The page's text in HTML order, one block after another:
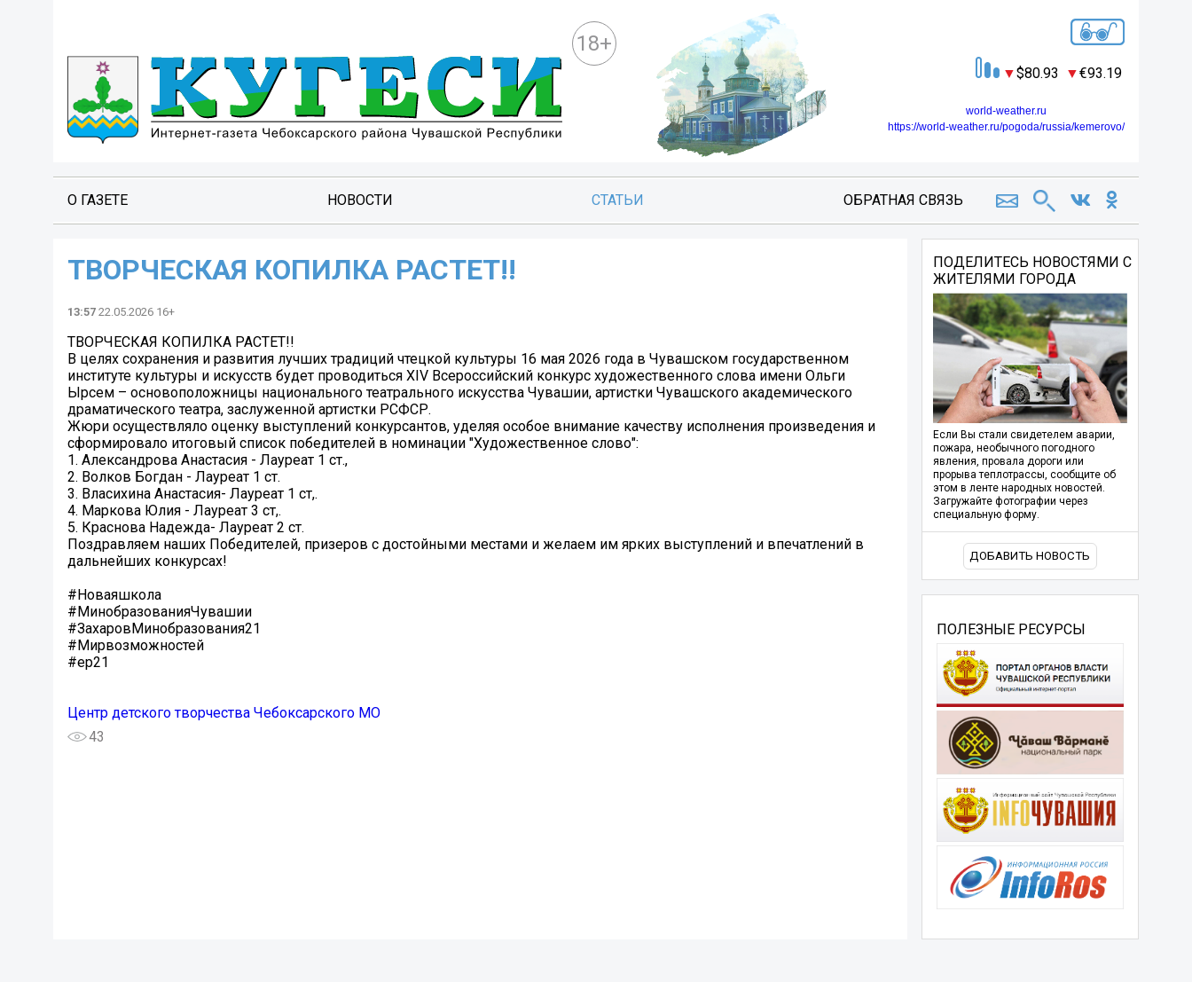
18+
80.93 93.19
world-weather.ru
https://world-weather.ru/pogoda/russia/kemerovo/
О ГАЗЕТЕ НОВОСТИ СТАТЬИ ОБРАТНАЯ СВЯЗЬ
ТВОРЧЕСКАЯ КОПИЛКА РАСТЕТ!!
13:57 22.05.2026 16+
ТВОРЧЕСКАЯ КОПИЛКА РАСТЕТ!!
В целях сохранения и развития лучших традиций чтецкой культуры 16 мая 2026 года в Чувашском государственном
институте культуры и искусств будет проводиться XIV Всероссийский конкурс художественного слова имени Ольги
Ырсем – основоположницы национального театрального искусства Чувашии, артистки Чувашского академического
драматического театра, заслуженной артистки РСФСР.
Жюри осуществляло оценку выступлений конкурсантов, уделяя особое внимание качеству исполнения произведения и
сформировало итоговый список победителей в номинации "Художественное слово":
1. Александрова Анастасия - Лауреат 1 ст.,
2. Волков Богдан - Лауреат 1 ст.
3. Власихина Анастасия- Лауреат 1 ст,.
4. Маркова Юлия - Лауреат 3 ст,.
5. Краснова Надежда- Лауреат 2 ст.
Поздравляем наших Победителей, призеров с достойными местами и желаем им ярких выступлений и впечатлений в
дальнейших конкурсах!
#Новаяшкола
#МинобразованияЧувашии
#ЗахаровМинобразования21
#Мирвозможностей
#ер21
Центр детского творчества Чебоксарского МО
43
ПОДЕЛИТЕСЬ НОВОСТЯМИ С
ЖИТЕЛЯМИ ГОРОДА
Если Вы стали свидетелем аварии,
пожара, необычного погодного
явления, провала дороги или
прорыва теплотрассы, сообщите об
этом в ленте народных новостей.
Загружайте фотографии через
специальную форму.
ДОБАВИТЬ НОВОСТЬ
ПОЛЕЗНЫЕ РЕСУРСЫ